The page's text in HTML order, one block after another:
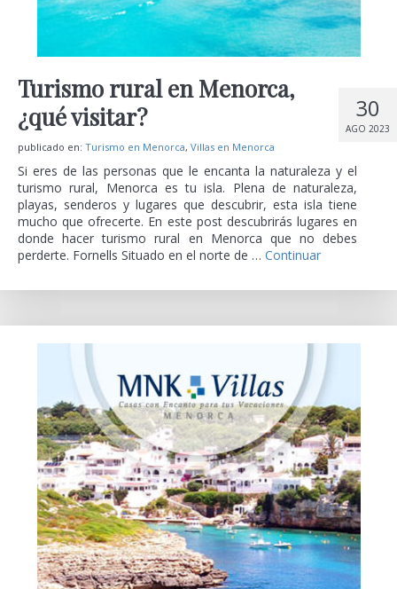
30
AGO 2023
Turismo rural en Menorca,
¿qué visitar?
publicado en: Turismo en Menorca, Villas en Menorca
Si eres de las personas que le encanta la naturaleza y el
turismo rural, Menorca es tu isla. Plena de naturaleza,
playas, senderos y lugares que descubrir, esta isla tiene
mucho que ofrecerte. En este post descubrirás lugares en
donde hacer turismo rural en Menorca que no debes
perderte. Fornells Situado en el norte de … Continuar